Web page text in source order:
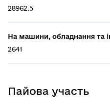
28962.5
На машини, обладнання та
2641
Пайова участь